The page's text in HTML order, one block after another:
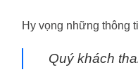
Hy vọng những thông
Quý khách